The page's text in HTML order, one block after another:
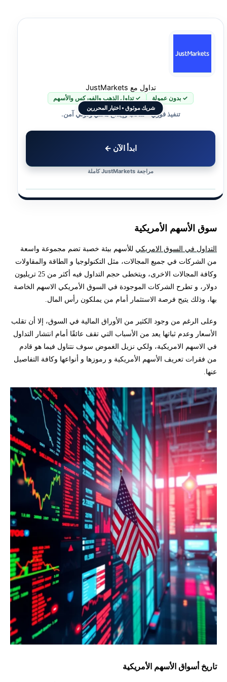
شريك موثوق • اختيار المحررين
تداول مع JustMarkets
✓ بدون عمولة ✓ تداول الذهب والفوركس والأسهم
تنفيذ فوري • سحب وإيداع محلي ودولي آمن.
ابدأ الآن ←
مراجعة JustMarkets كاملة
سوق الأسهم الأمريكية
التداول في السوق الامريكي للأسهم بيئة خصبة تضم مجموعة واسعة
من الشركات في جميع المجالات، مثل التكنولوجيا و الطاقة والمقاولات
وكافة المجالات الاخرى، ويتخطى حجم التداول فيه أكثر من 25 تريليون
دولار، و تطرح الشركات الموجودة في السوق الأمريكي الاسهم الخاصة
بها، وذلك يتيح فرصة الاستثمار أمام من يملكون رأس المال.
وعلى الرغم من وجود الكثير من الأوراق المالية في السوق، إلا أن تقلب
الأسعار وعدم ثباتها يعد من الأسباب التي تقف عائقًا أمام انتشار التداول
في الاسهم الامريكية، ولكي نزيل الغموض سوف نتناول فيما هو قادم
من فقرات تعريف الأسهم الأمريكية و رموزها و أنواعها وكافة التفاصيل
عنها.
تاريخ أسواق الأسهم الأمريكية